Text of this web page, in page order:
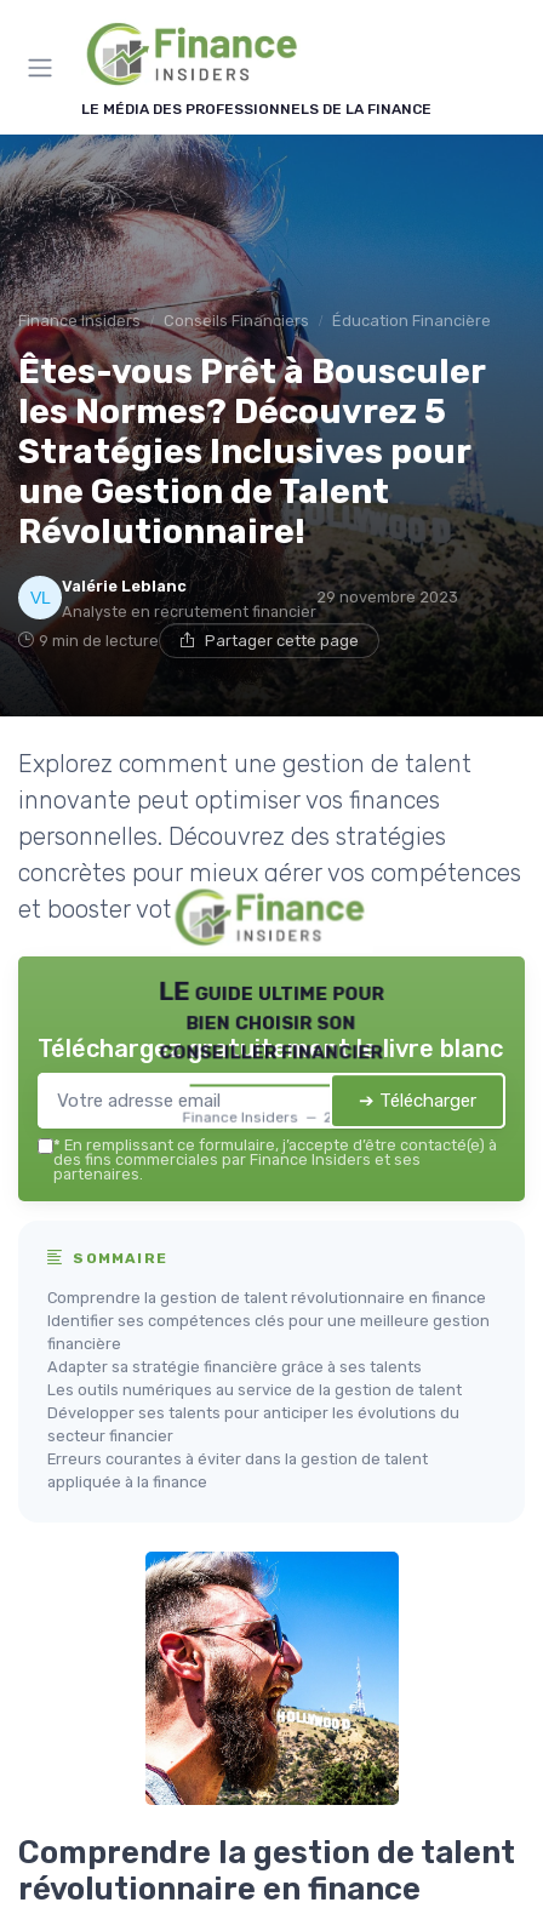
LE MÉDIA DES PROFESSIONNELS DE LA FINANCE
Finance Insiders Conseils Financiers Éducation Financière
Êtes-vous Prêt à Bousculer
les Normes? Découvrez 5
Stratégies Inclusives pour
une Gestion de Talent
Révolutionnaire!
Valérie Leblanc
Analyste en recrutement financier
29 novembre 2023
9 min de lecture Partager cette page
Explorez comment une gestion de talent
innovante peut optimiser vos finances
personnelles. Découvrez des stratégies
concrètes pour mieux gérer vos compétences
et booster votre avenir financier.
LE guide ultime pour
bien choisir son
conseiller financier
Finance Insiders — 2026
Téléchargez gratuitement le livre blanc
➔ Télécharger
* En remplissant ce formulaire, j’accepte d’être contacté(e) à
des fins commerciales par Finance Insiders et ses
partenaires.
SOMMAIRE
Comprendre la gestion de talent révolutionnaire en finance
Identifier ses compétences clés pour une meilleure gestion
financière
Adapter sa stratégie financière grâce à ses talents
Les outils numériques au service de la gestion de talent
Développer ses talents pour anticiper les évolutions du
secteur financier
Erreurs courantes à éviter dans la gestion de talent
appliquée à la finance
Comprendre la gestion de talent
révolutionnaire en finance